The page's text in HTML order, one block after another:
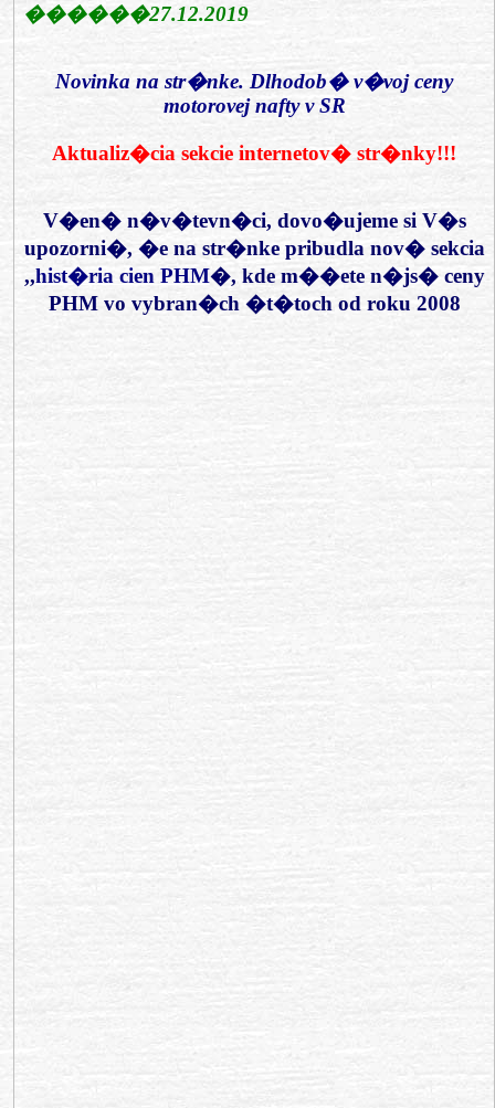
������27.12.2019
Novinka na str�nke.Dlhodob� v�voj ceny
motorovej nafty v SR
Aktualiz�cia sekcie internetov� str�nky!!!
V�en� n�v�tevn�ci, dovo�ujeme si V�s
upozorni�, �e na str�nke pribudla nov� sekcia
,,hist�ria cien PHM�, kde m��ete n�js� ceny
PHM vo vybran�ch �t�toch od roku 2008